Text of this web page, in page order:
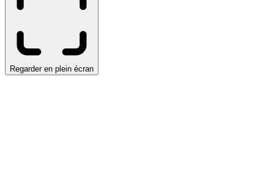
Regarder en plein écran